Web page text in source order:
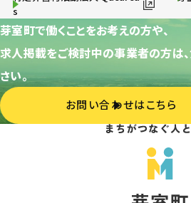
s
芽室町で働くことをお考えの方や、
求人掲載をご検討中の事業者の方は
さい。
お問い合わせはこちら